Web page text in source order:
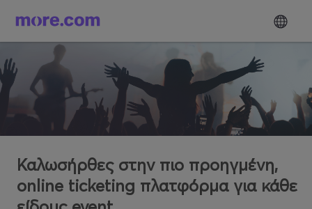
Καλωσήρθες στην πιο προηγμένη,
online ticketing πλατφόρμα για κάθε